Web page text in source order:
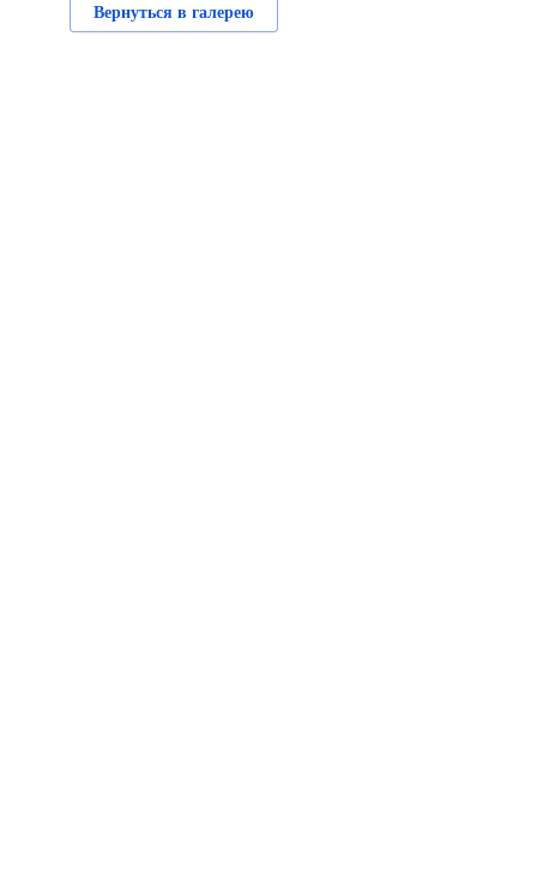
Вернуться в галерею